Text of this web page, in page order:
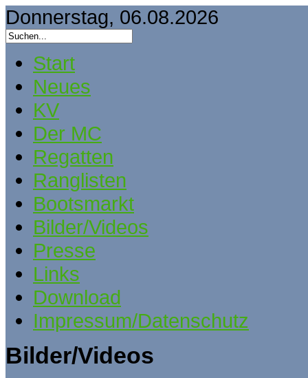
Donnerstag, 06.08.2026
Start
Neues
KV
Der MC
Regatten
Ranglisten
Bootsmarkt
Bilder/Videos
Presse
Links
Download
Impressum/Datenschutz
Bilder/Videos